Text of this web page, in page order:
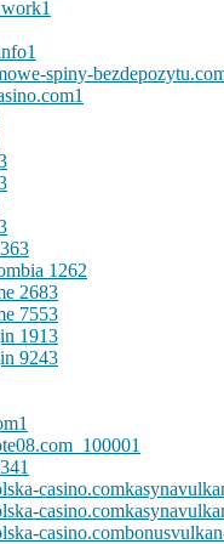
1
1
spiny-
1
3
1262
2683
7553
1913
9243
1
1
1